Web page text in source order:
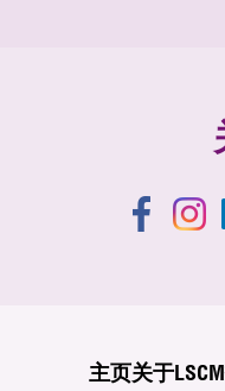
主页关于LSCM